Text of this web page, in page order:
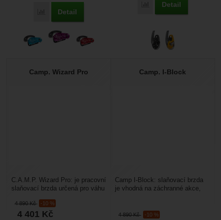
Porovnat
Detail
Porovnat
Detail
Camp. Wizard Pro
4 890Kč -10 %
4 401 Kč
C.A.M.P. Wizard Pro: je pracovní
slaňovací brzda určená pro váhu
Hodí...
Camp. I-Block
4 890Kč -10 %
Camp I-Block: slaňovací brzda
je vhodná na záchranné akce,